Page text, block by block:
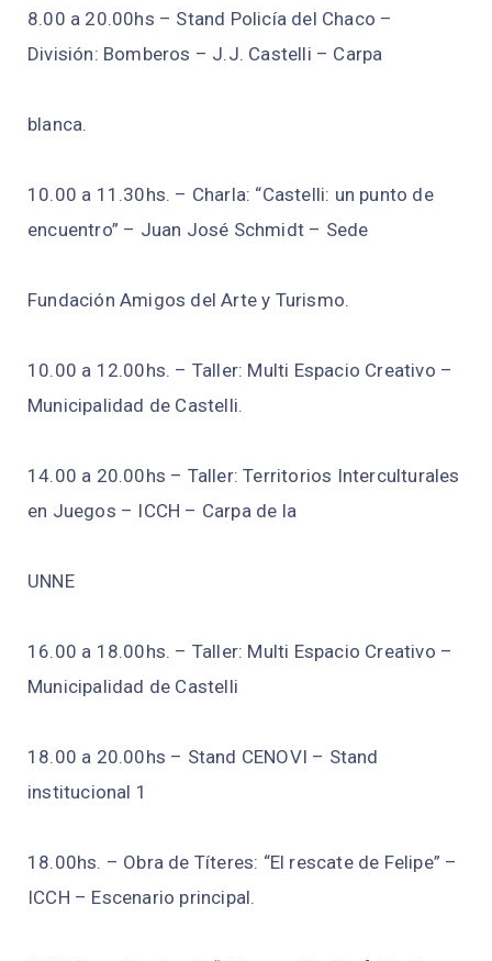
8.00 a 20.00hs – Stand Policía del Chaco –
División: Bomberos – J.J. Castelli – Carpa
blanca.
10.00 a 11.30hs. – Charla: “Castelli: un punto de
encuentro” – Juan José Schmidt – Sede
Fundación Amigos del Arte y Turismo.
10.00 a 12.00hs. – Taller: Multi Espacio Creativo –
Municipalidad de Castelli.
14.00 a 20.00hs – Taller: Territorios Interculturales
en Juegos – ICCH – Carpa de la
UNNE
16.00 a 18.00hs. – Taller: Multi Espacio Creativo –
Municipalidad de Castelli
18.00 a 20.00hs – Stand CENOVI – Stand
institucional 1
18.00hs. – Obra de Títeres: “El rescate de Felipe” –
ICCH – Escenario principal.